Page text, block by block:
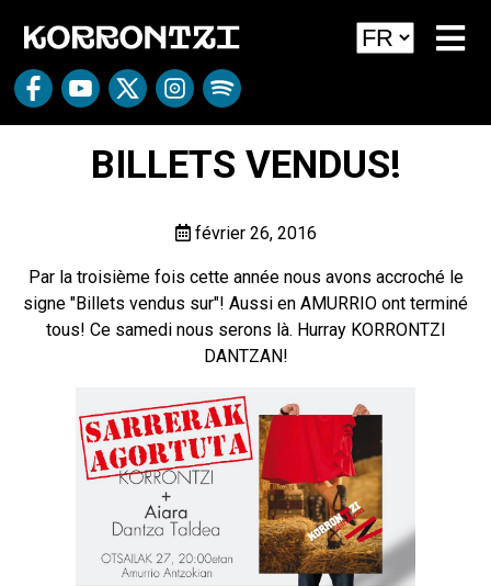
BILLETS VENDUS!
février 26, 2016
Par la troisième fois cette année nous avons accroché le
signe "Billets vendus sur"! Aussi en AMURRIO ont terminé
tous! Ce samedi nous serons là. Hurray KORRONTZI
DANTZAN!